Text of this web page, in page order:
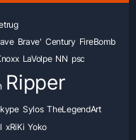
Brave' Century FireBomb
LaVolpe NN psc
Ripper
Sylos TheLegendArt
xRiKi Yoko